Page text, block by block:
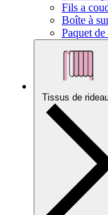
Fils a
Boîte à
Paquet
Tissus de